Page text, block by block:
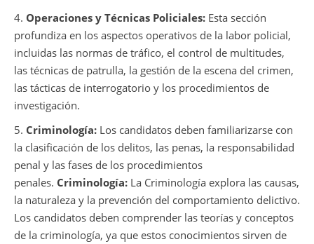
4. Operaciones y Técnicas Policiales: Esta sección
profundiza en los aspectos operativos de la labor policial,
incluidas las normas de tráfico, el control de multitudes,
las técnicas de patrulla, la gestión de la escena del crimen,
las tácticas de interrogatorio y los procedimientos de
investigación.
5. Criminología: Los candidatos deben familiarizarse con
la clasificación de los delitos, las penas, la responsabilidad
penal y las fases de los procedimientos
penales. Criminología: La Criminología explora las causas,
la naturaleza y la prevención del comportamiento delictivo.
Los candidatos deben comprender las teorías y conceptos
de la criminología, ya que estos conocimientos sirven de